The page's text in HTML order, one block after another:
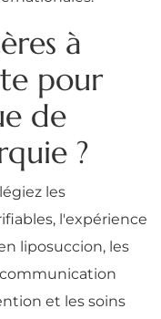
à
pour
de
?
les
l'expérience
liposuccion, les
et les soins